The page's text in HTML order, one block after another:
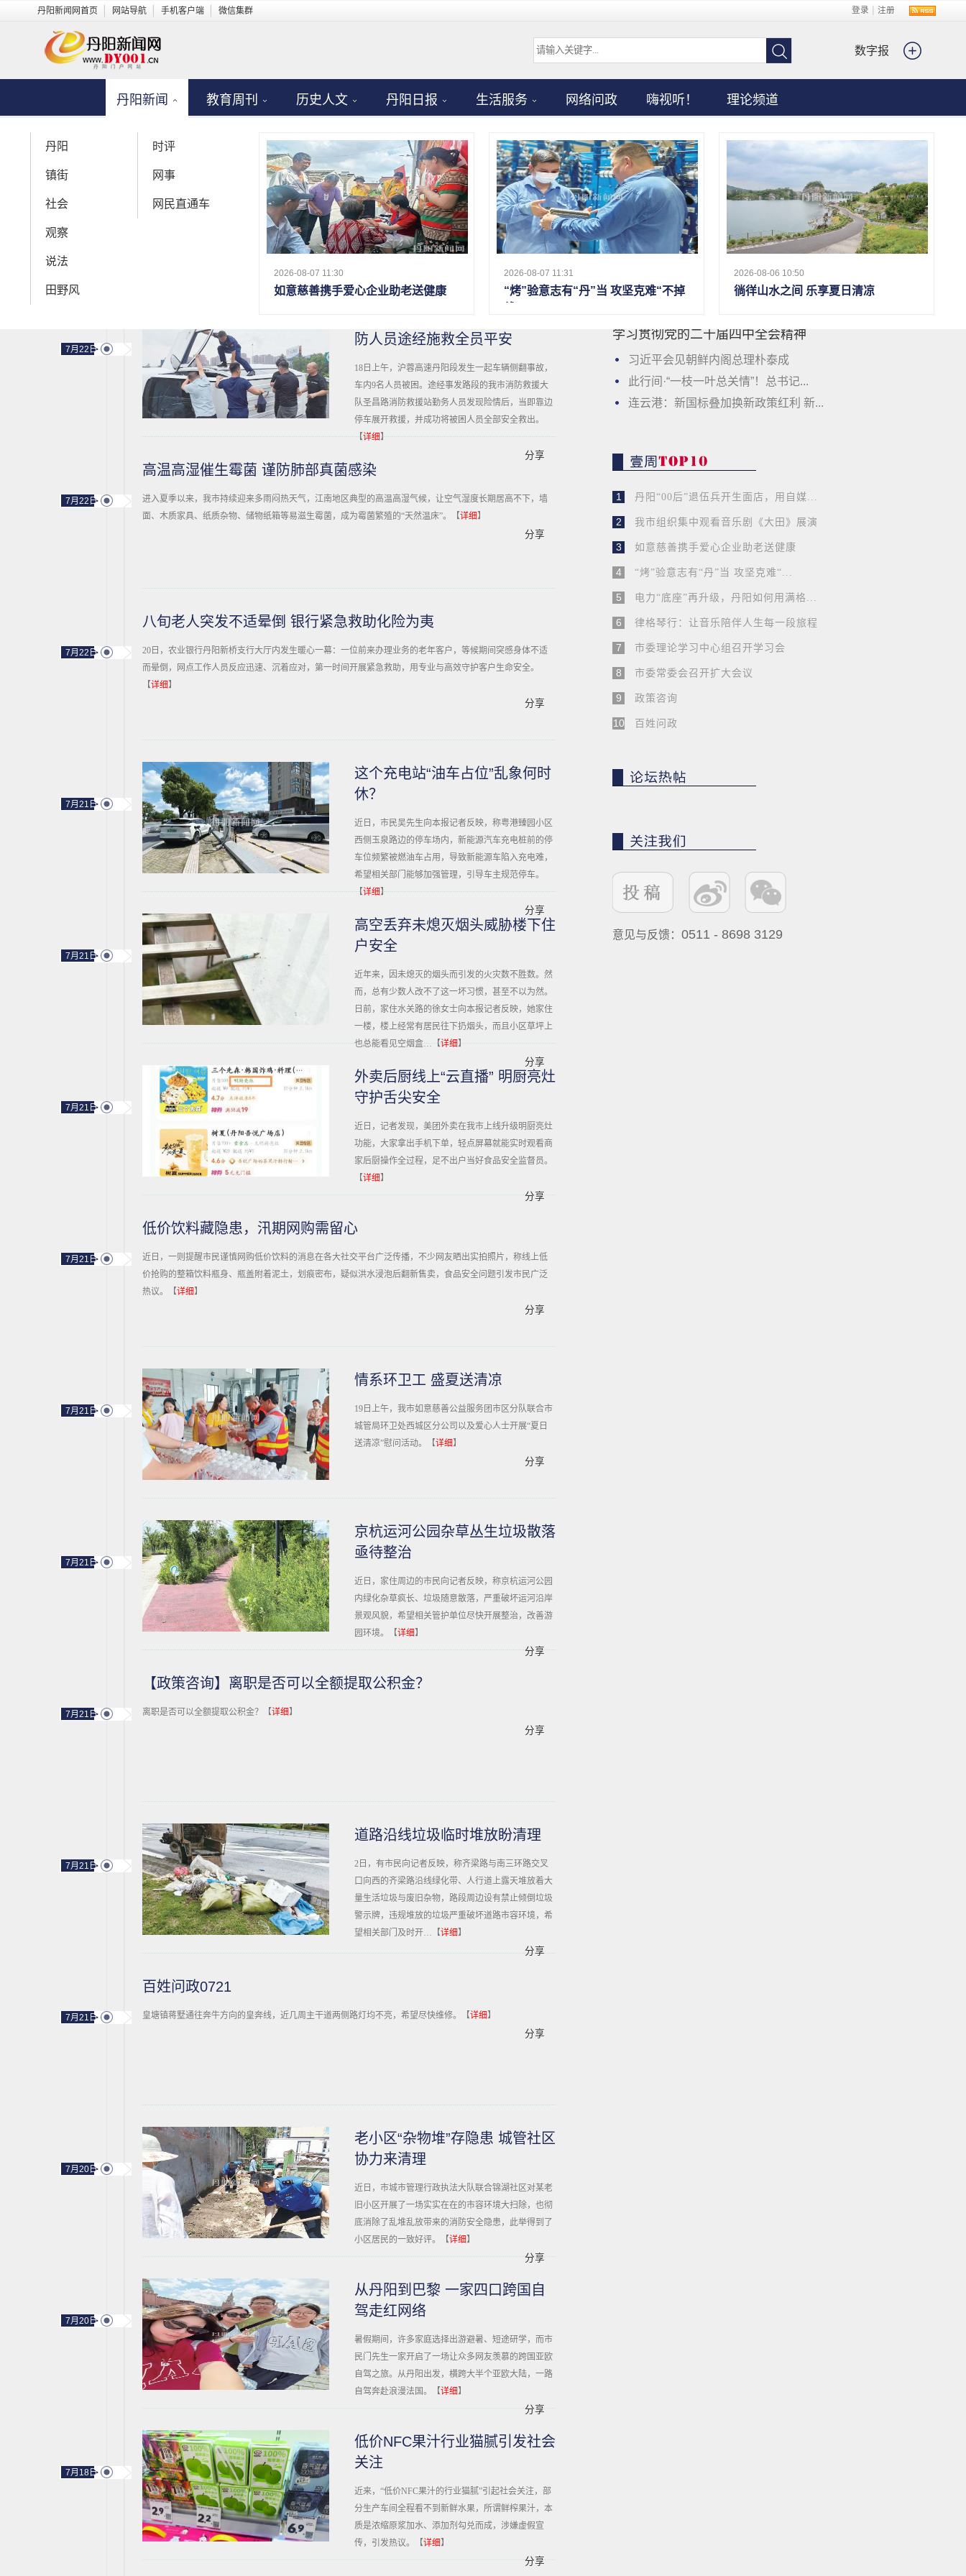
丹阳新闻网首页 网站导航 手机客户端 微信集群 登录 注册
数字报
丹阳新闻 教育周刊 历史人文 丹阳日报 生活服务 网络问政 嗨视听！ 理论频道
丹阳
镇街
社会
观察
说法
田野风
时评
网事
网民直通车
2026-08-07 11:30
如意慈善携手爱心企业助老送健康
2026-08-07 11:31
“烤”验意志有“丹”当 攻坚克难“不掉
2026-08-06 10:50
徜徉山水之间 乐享夏日清凉
孩子暑期充值游戏，家长监管不可松
暑期里，学生居家时间大幅增加，手机、平板成为不少孩子日常娱乐的主要工具。伴随而来的，是未成年人
私自网络游戏充值、误点小程序自动扣费等消费纠纷集中爆发。近日，多位市民反映，称家中孩子趁家长不
备，私自操作手机进行游戏充值，少则数百元，多则上千元。【详细】
分享
防人员途经施救全员平安
18日上午，沪蓉高速丹阳段发生一起车辆侧翻事故，
车内9名人员被困。途经事发路段的我市消防救援大
队圣昌路消防救援站勤务人员发现险情后，当即靠边
停车展开救援，并成功将被困人员全部安全救出。
【详细】
分享
7月22日
高温高湿催生霉菌 谨防肺部真菌感染
进入夏季以来，我市持续迎来多雨闷热天气，江南地区典型的高温高湿气候，让空气湿度长期居高不下，墙
面、木质家具、纸质杂物、储物纸箱等易滋生霉菌，成为霉菌繁殖的“天然温床”。【详细】
分享
7月22日
八旬老人突发不适晕倒 银行紧急救助化险为夷
20日，农业银行丹阳新桥支行大厅内发生暖心一幕：一位前来办理业务的老年客户，等候期间突感身体不适
而晕倒，网点工作人员反应迅速、沉着应对，第一时间开展紧急救助，用专业与高效守护客户生命安全。
【详细】
分享
7月22日
这个充电站“油车占位”乱象何时
休？
近日，市民吴先生向本报记者反映，称粤港臻园小区
西侧玉泉路边的停车场内，新能源汽车充电桩前的停
车位频繁被燃油车占用，导致新能源车陷入充电难，
希望相关部门能够加强管理，引导车主规范停车。
【详细】
分享
7月21日
高空丢弃未熄灭烟头威胁楼下住
户安全
近年来，因未熄灭的烟头而引发的火灾数不胜数。然
而，总有少数人改不了这一坏习惯，甚至不以为然。
日前，家住水关路的徐女士向本报记者反映，她家住
一楼，楼上经常有居民往下扔烟头，而且小区草坪上
也总能看见空烟盒…【详细】
分享
7月21日
外卖后厨线上“云直播” 明厨亮灶
守护舌尖安全
近日，记者发现，美团外卖在我市上线升级明厨亮灶
功能，大家拿出手机下单，轻点屏幕就能实时观看商
家后厨操作全过程，足不出户当好食品安全监督员。
【详细】
分享
7月21日
低价饮料藏隐患，汛期网购需留心
近日，一则提醒市民谨慎网购低价饮料的消息在各大社交平台广泛传播，不少网友晒出实拍照片，称线上低
价抢购的整箱饮料瓶身、瓶盖附着泥土，划痕密布，疑似洪水浸泡后翻新售卖，食品安全问题引发市民广泛
热议。【详细】
分享
7月21日
情系环卫工 盛夏送清凉
19日上午，我市如意慈善公益服务团市区分队联合市
城管局环卫处西城区分公司以及爱心人士开展“夏日
送清凉”慰问活动。【详细】
分享
7月21日
京杭运河公园杂草丛生垃圾散落
亟待整治
近日，家住周边的市民向记者反映，称京杭运河公园
内绿化杂草疯长、垃圾随意散落，严重破坏运河沿岸
景观风貌，希望相关管护单位尽快开展整治，改善游
园环境。【详细】
分享
7月21日
【政策咨询】离职是否可以全额提取公积金？
离职是否可以全额提取公积金？【详细】
分享
7月21日
道路沿线垃圾临时堆放盼清理
2日，有市民向记者反映，称齐梁路与南三环路交叉
口向西的齐梁路沿线绿化带、人行道上露天堆放着大
量生活垃圾与废旧杂物，路段周边设有禁止倾倒垃圾
警示牌，违规堆放的垃圾严重破坏道路市容环境，希
望相关部门及时开…【详细】
分享
7月21日
百姓问政0721
皇塘镇蒋墅通往奔牛方向的皇奔线，近几周主干道两侧路灯均不亮，希望尽快维修。【详细】
分享
7月21日
老小区“杂物堆”存隐患 城管社区
协力来清理
近日，市城市管理行政执法大队联合锦湖社区对某老
旧小区开展了一场实实在在的市容环境大扫除，也彻
底消除了乱堆乱放带来的消防安全隐患，此举得到了
小区居民的一致好评。【详细】
分享
7月20日
从丹阳到巴黎 一家四口跨国自
驾走红网络
暑假期间，许多家庭选择出游避暑、短途研学，而市
民门先生一家开启了一场让众多网友羡慕的跨国亚欧
自驾之旅。从丹阳出发，横跨大半个亚欧大陆，一路
自驾奔赴浪漫法国。【详细】
分享
7月20日
低价NFC果汁行业猫腻引发社会
关注
近来，“低价NFC果汁的行业猫腻”引起社会关注，部
分生产车间全程看不到新鲜水果，所谓鲜榨果汁，本
质是浓缩原浆加水、添加剂勾兑而成，涉嫌虚假宣
传，引发热议。【详细】
分享
7月18日
学习贯彻党的二十届四中全会精神
习近平会见朝鲜内阁总理朴泰成
此行间·“一枝一叶总关情”！总书记...
连云港：新国标叠加换新政策红利 新...
1 丹阳“00后”退伍兵开生面店，用自媒...
2 我市组织集中观看音乐剧《大田》展演
3 如意慈善携手爱心企业助老送健康
4 “烤”验意志有“丹”当 攻坚克难“...
5 电力“底座”再升级，丹阳如何用满格...
6 律格琴行：让音乐陪伴人生每一段旅程
7 市委理论学习中心组召开学习会
8 市委常委会召开扩大会议
9 政策咨询
10 百姓问政
意见与反馈： 0511 - 8698 3129